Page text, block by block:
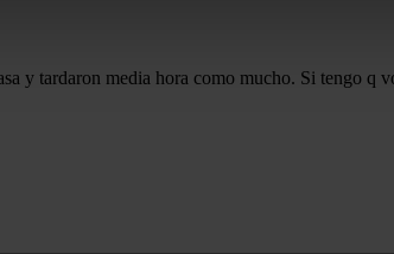
y tardaron media hora como mucho. Si tengo q